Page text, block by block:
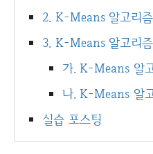
2. K-Means 알고리
3. K-Means 알고리
가. K-Means 알
나. K-Means 알
실습 포스팅